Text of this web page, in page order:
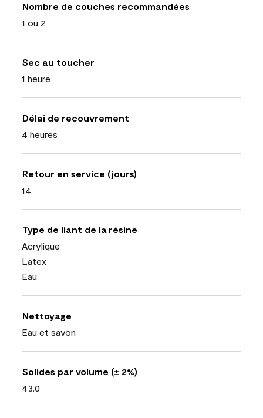
Nombre de couches recommandées
1 ou 2
Sec au toucher
1 heure
Délai de recouvrement
4 heures
Retour en service (jours)
14
Type de liant de la résine
Acrylique
Latex
Eau
Nettoyage
Eau et savon
Solides par volume (± 2%)
43.0